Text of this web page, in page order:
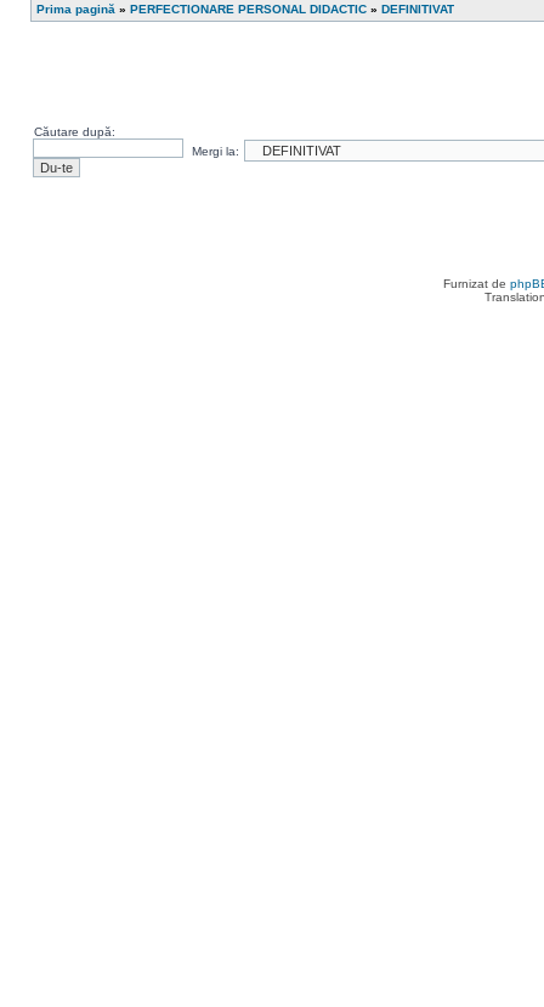
Prima pagină » PERFECTIONARE PERSONAL DIDACTIC » DEFINITIVAT
Căutare după:
Mergi la:
Furnizat de